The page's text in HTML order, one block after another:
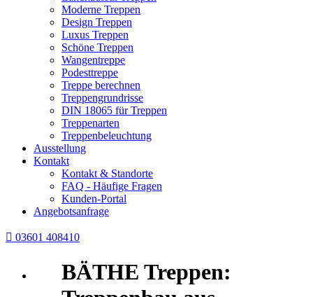
Moderne Treppen
Design Treppen
Luxus Treppen
Schöne Treppen
Wangentreppe
Podesttreppe
Treppe berechnen
Treppengrundrisse
DIN 18065 für Treppen
Treppenarten
Treppenbeleuchtung
Ausstellung
Kontakt
Kontakt & Standorte
FAQ - Häufige Fragen
Kunden-Portal
Angebotsanfrage
 03601 408410
BÄTHE Treppen: